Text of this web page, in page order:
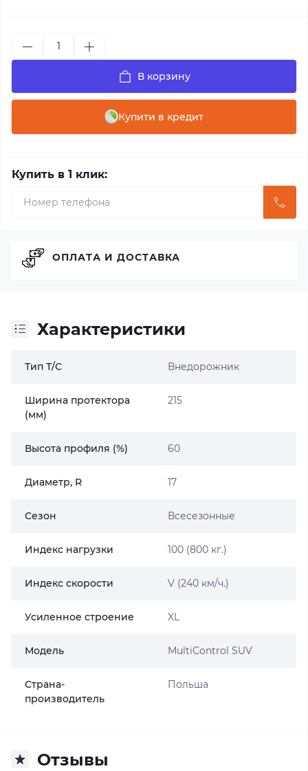
В корзину
Купити в кредит
Купить в 1 клик:
Характеристики
Тип Т/С Внедорожник
Ширина протектора
(мм)
215
Высота профиля (%) 60
Диаметр, R 17
Сезон Всесезонные
Индекс нагрузки 100 (800 кг.)
Индекс скорости V (240 км/ч.)
Усиленное строение XL
Модель MultiControl SUV
Страна-
производитель
Польша
Отзывы
ОПЛАТА И ДОСТАВКА